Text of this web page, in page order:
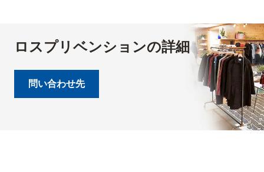
ロスプリベンションの詳細
問い合わせ先